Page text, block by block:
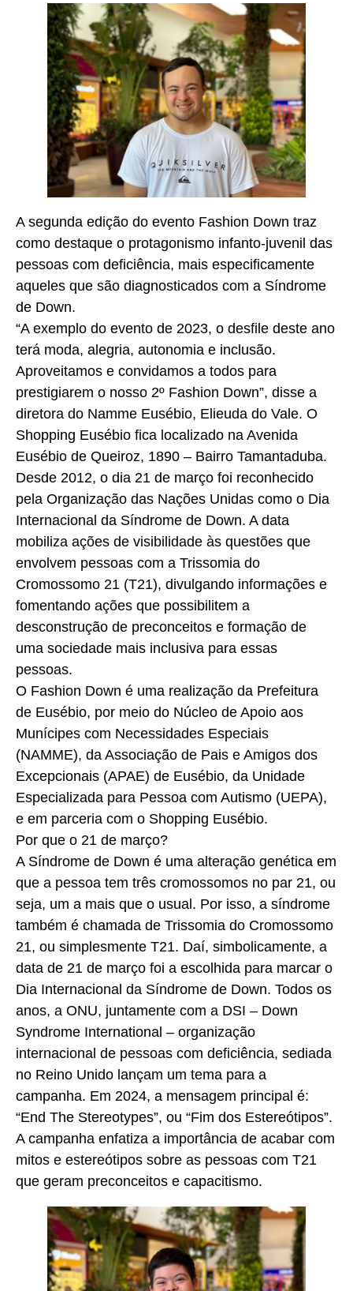
A segunda edição do evento Fashion Down traz
como destaque o protagonismo infanto-juvenil das
pessoas com deficiência, mais especificamente
aqueles que são diagnosticados com a Síndrome
de Down.
“A exemplo do evento de 2023, o desfile deste ano
terá moda, alegria, autonomia e inclusão.
Aproveitamos e convidamos a todos para
prestigiarem o nosso 2º Fashion Down”, disse a
diretora do Namme Eusébio, Elieuda do Vale. O
Shopping Eusébio fica localizado na Avenida
Eusébio de Queiroz, 1890 – Bairro Tamantaduba.
Desde 2012, o dia 21 de março foi reconhecido
pela Organização das Nações Unidas como o Dia
Internacional da Síndrome de Down. A data
mobiliza ações de visibilidade às questões que
envolvem pessoas com a Trissomia do
Cromossomo 21 (T21), divulgando informações e
fomentando ações que possibilitem a
desconstrução de preconceitos e formação de
uma sociedade mais inclusiva para essas
pessoas.
O Fashion Down é uma realização da Prefeitura
de Eusébio, por meio do Núcleo de Apoio aos
Munícipes com Necessidades Especiais
(NAMME), da Associação de Pais e Amigos dos
Excepcionais (APAE) de Eusébio, da Unidade
Especializada para Pessoa com Autismo (UEPA),
e em parceria com o Shopping Eusébio.
Por que o 21 de março?
A Síndrome de Down é uma alteração genética em
que a pessoa tem três cromossomos no par 21, ou
seja, um a mais que o usual. Por isso, a síndrome
também é chamada de Trissomia do Cromossomo
21, ou simplesmente T21. Daí, simbolicamente, a
data de 21 de março foi a escolhida para marcar o
Dia Internacional da Síndrome de Down. Todos os
anos, a ONU, juntamente com a DSI – Down
Syndrome International – organização
internacional de pessoas com deficiência, sediada
no Reino Unido lançam um tema para a
campanha. Em 2024, a mensagem principal é:
“End The Stereotypes”, ou “Fim dos Estereótipos”.
A campanha enfatiza a importância de acabar com
mitos e estereótipos sobre as pessoas com T21
que geram preconceitos e capacitismo.